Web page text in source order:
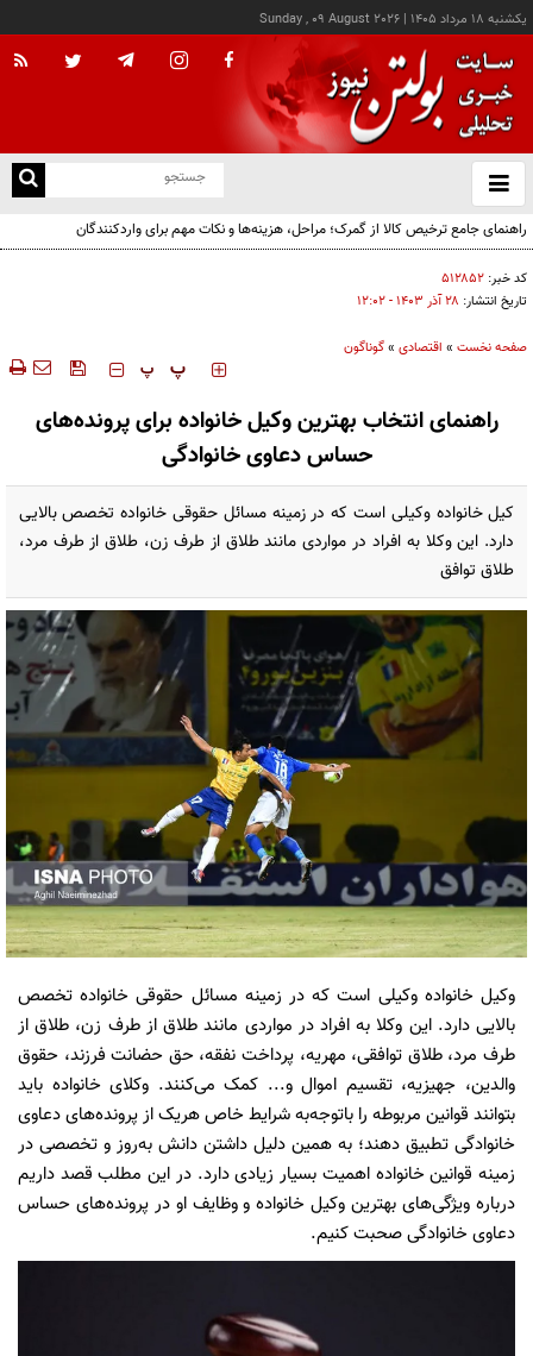
يکشنبه ۱۸ مرداد ۱۴۰۵ |
Sunday , 09 August 2026
باز
و
کد خبر: ۵۱۲۸۵۲
تاریخ انتشار: ۲۸ آذر ۱۴۰۳ - ۱۲:۰۲
صفحه نخست » اقتصادی »گوناگون
‍‍‍ پ پ
راهنمای انتخاب بهترین وکیل خانواده برای پرونده‌های
حساس دعاوی خانوادگی
کیل خانواده وکیلی است که در زمینه مسائل حقوقی خانواده تخصص بالایی
دارد. این وکلا به افراد در مواردی مانند طلاق از طرف زن،‌ طلاق از طرف مرد،
طلاق توافق
وکیل خانواده وکیلی است که در زمینه مسائل حقوقی خانواده تخصص
بالایی دارد. این وکلا به افراد در مواردی مانند طلاق از طرف زن،‌ طلاق از
طرف مرد، طلاق توافقی، مهریه، پرداخت نفقه، حق حضانت فرزند، حقوق
والدین، جهیزیه، تقسیم اموال و... کمک می‌کنند. وکلای خانواده باید
بتوانند قوانین مربوطه را باتوجه‌به شرایط خاص هریک از پرونده‌های دعاوی
خانوادگی تطبیق دهند؛ به همین دلیل داشتن دانش به‌روز و تخصصی در
زمینه قوانین خانواده اهمیت بسیار زیادی دارد. در این مطلب قصد داریم
درباره ویژگی‌های بهترین وکیل خانواده و وظایف او در پرونده‌های حساس
دعاوی خانوادگی صحبت کنیم.